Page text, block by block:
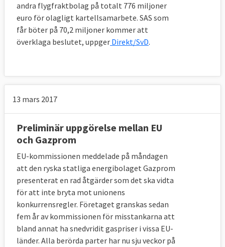
andra flygfraktbolag på totalt 776 miljoner
euro för olagligt kartellsamarbete. SAS som
får böter på 70,2 miljoner kommer att
överklaga beslutet, uppger Direkt/SvD.
13 mars 2017
Preliminär uppgörelse mellan EU
och Gazprom
EU-kommissionen meddelade på måndagen
att den ryska statliga energibolaget Gazprom
presenterat en rad åtgärder som det ska vidta
för att inte bryta mot unionens
konkurrensregler. Företaget granskas sedan
fem år av kommissionen för misstankarna att
bland annat ha snedvridit gaspriser i vissa EU-
länder. Alla berörda parter har nu sju veckor på